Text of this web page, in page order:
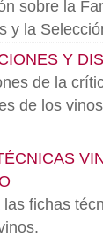
sobre la
y la
Y
de la
de los
las fichas